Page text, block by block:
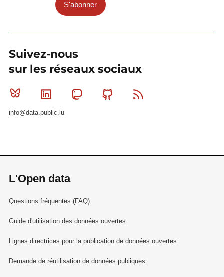
S'abonner
Suivez-nous
sur les réseaux sociaux
Bluesky Linkedin MastodonGithub
info@data.public.lu
L'Open data
Questions fréquentes (FAQ)
Guide d'utilisation des données ouvertes
Lignes directrices pour la publication de données ouvertes
Demande de réutilisation de données publiques